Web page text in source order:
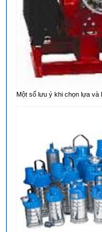
Một số lưu ý khi chọn lựa và